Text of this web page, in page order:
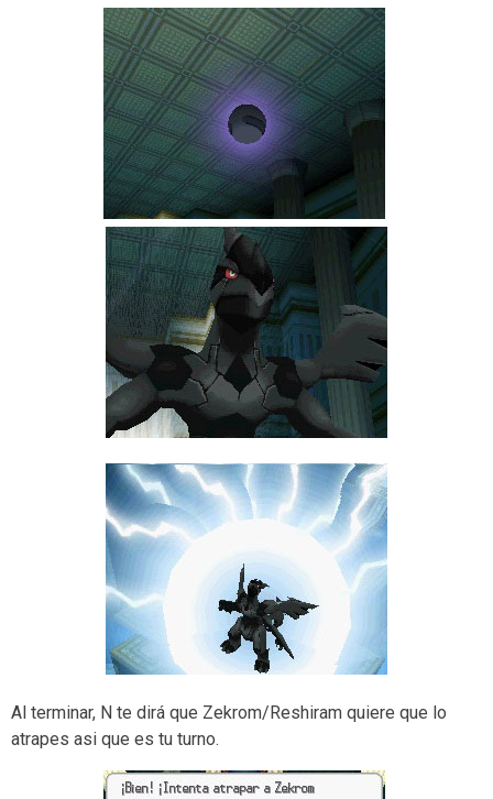
Al terminar, N te dirá que Zekrom/Reshiram quiere que lo
atrapes asi que es tu turno.